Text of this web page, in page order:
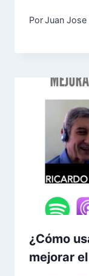
PorJuan Jose
¿Cómo
mejorar